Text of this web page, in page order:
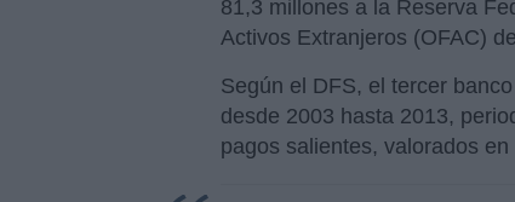
81,3 millones a la Reserva
Activos Extranjeros (OFAC)
Según el DFS, el tercer
desde 2003 hasta 2013,
pagos salientes, valorados